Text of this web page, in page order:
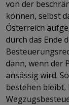
von der
können, selbst
Österreich
durch das Ende
dann, wenn der
ansässig wird.
bestehen bleibt,